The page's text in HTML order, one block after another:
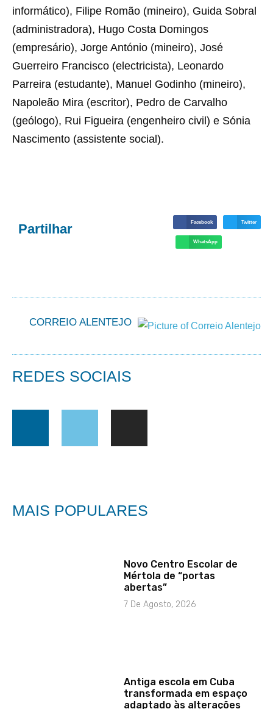
informático), Filipe Romão (mineiro), Guida Sobral
(administradora), Hugo Costa Domingos
(empresário), Jorge António (mineiro), José
Guerreiro Francisco (electricista), Leonardo
Parreira (estudante), Manuel Godinho (mineiro),
Napoleão Mira (escritor), Pedro de Carvalho
(geólogo), Rui Figueira (engenheiro civil) e Sónia
Nascimento (assistente social).
Partilhar Facebook Twitter
WhatsApp
CORREIO ALENTEJO
REDES SOCIAIS
MAIS POPULARES
Novo Centro Escolar de
Mértola de “portas
abertas”
7 De Agosto, 2026
Antiga escola em Cuba
transformada em espaço
adaptado às alterações